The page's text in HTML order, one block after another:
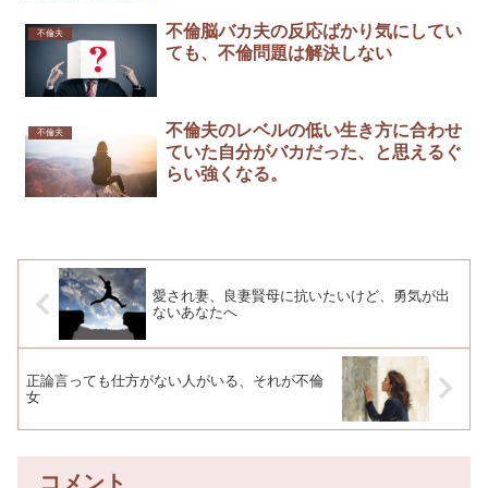
不倫夫
不倫脳バカ夫の反応ばかり気にしてい
ても、不倫問題は解決しない
不倫夫
不倫夫のレベルの低い生き方に合わせ
ていた自分がバカだった、と思えるぐ
らい強くなる。
愛され妻、良妻賢母に抗いたいけど、勇気が出
ないあなたへ
正論言っても仕方がない人がいる、それが不倫
女
コメント